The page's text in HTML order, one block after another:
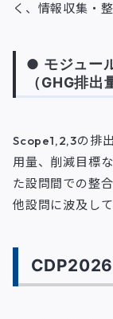
く、情報収集・
● モジュー
（GHG排出
Scope1,2,3の排
用量、削減目標
た設問間での整
他設問に波及し